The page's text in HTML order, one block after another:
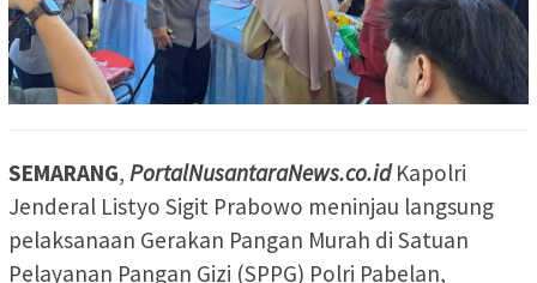
SEMARANG, PortalNusantaraNews.co.idKapolri
Jenderal Listyo Sigit Prabowo meninjau langsung
pelaksanaan Gerakan Pangan Murah di Satuan
Pelayanan Pangan Gizi (SPPG) Polri Pabelan,